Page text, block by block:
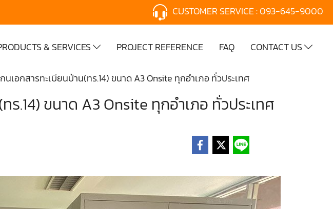
CUSTOMER SERVICE :093-645-9000
& SERVICES PROJECT REFERENCE FAQ CONTACT US
เอกสารทะเบียนบ้าน(ทร.14) ขนาด A3 Onsite ทุกอำเภอ ทั่วประเทศ
.14) ขนาด A3 Onsite ทุกอำเภอ ทั่วประเทศ